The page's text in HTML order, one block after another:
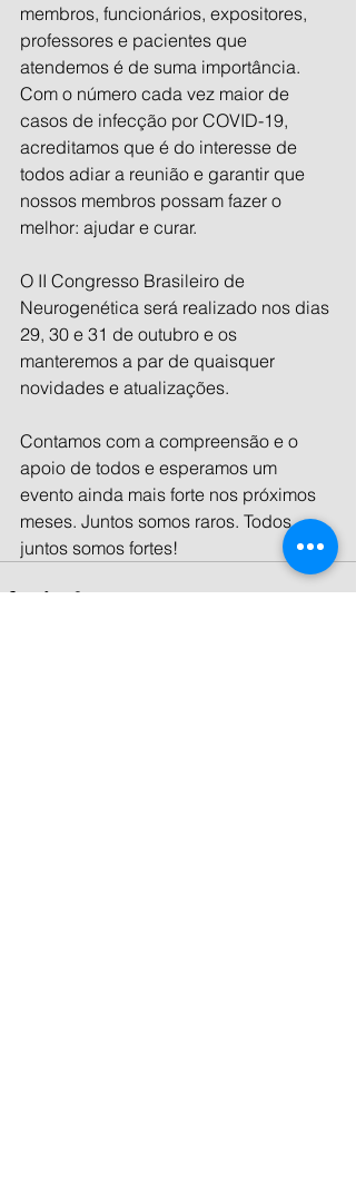
membros, funcionários, expositores,
professores e pacientes que
atendemos é de suma importância.
Com o número cada vez maior de
casos de infecção por COVID-19,
acreditamos que é do interesse de
todos adiar a reunião e garantir que
nossos membros possam fazer o
melhor: ajudar e curar.
O II Congresso Brasileiro de
Neurogenética será realizado nos dias
29, 30 e 31 de outubro e os
manteremos a par de quaisquer
novidades e atualizações.
Contamos com a compreensão e o
apoio de todos e esperamos um
evento ainda mais forte nos próximos
meses. Juntos somos raros. Todos
juntos somos fortes!